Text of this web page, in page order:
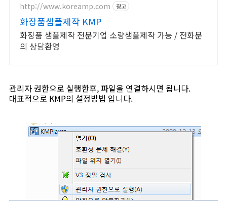
http://www.koreamp.com 광고
화장품샘플제작 KMP
화징품 샘플제작 전문기업 소량샘플제작 가능 / 전화문
의 상담환영
관리자 권한으로 실행한후, 파일을 연결하시면 됩니다.
대표적으로 KMP의 설정방법 입니다.